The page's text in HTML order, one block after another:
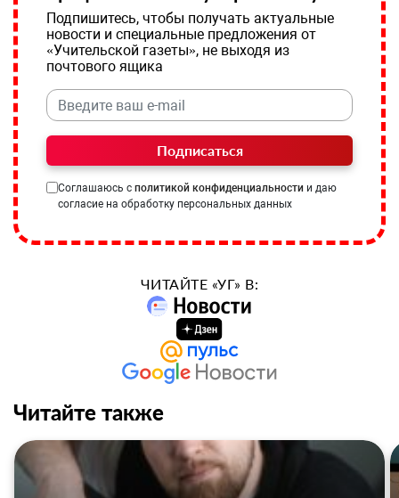
Подпишитесь, чтобы получать актуальные
новости и специальные предложения от
«Учительской газеты», не выходя из
почтового ящика
Подписаться
Соглашаюсь с политикой конфиденциальности и даю
согласие на обработку персональных данных
ЧИТАЙТЕ «УГ» В:
Читайте также